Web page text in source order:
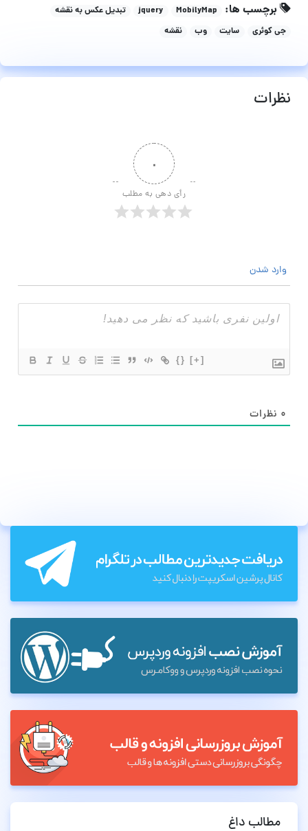
برچسب ها: MobilyMap
jquery
تبدیل عکس به نقشه
جی کوئری
سایت وب نقشه
نظرات
۰
رأی دهی به مطلب
وارد شدن
{} [+]
۰ نظرات
مطالب داغ